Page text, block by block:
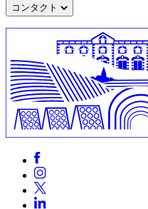
コンタクト